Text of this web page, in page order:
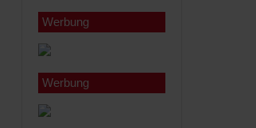
Werbung
Werbung